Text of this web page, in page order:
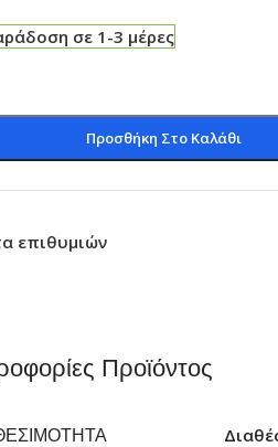
σε 1-3 μέρες
Προσθήκη Στο Καλάθι
επιθυμιών
Προϊόντος